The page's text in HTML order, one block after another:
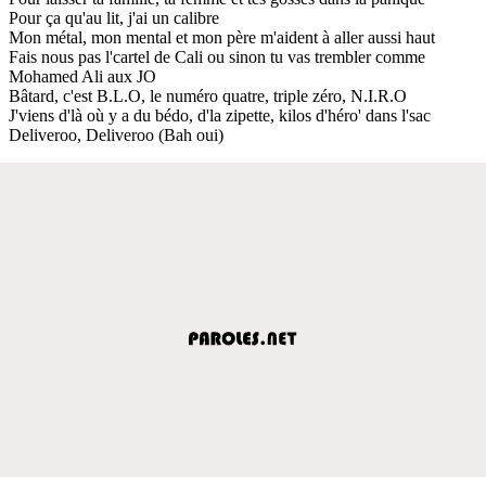
Pour ça qu'au lit, j'ai un calibre
Mon métal, mon mental et mon père m'aident à aller aussi haut
Fais nous pas l'cartel de Cali ou sinon tu vas trembler comme
Mohamed Ali aux JO
Bâtard, c'est B.L.O, le numéro quatre, triple zéro, N.I.R.O
J'viens d'là où y a du bédo, d'la zipette, kilos d'héro' dans l'sac
Deliveroo, Deliveroo (Bah oui)